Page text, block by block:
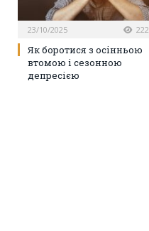
23/10/2025 222
Як боротися з осінньою
втомою і сезонною
депресією